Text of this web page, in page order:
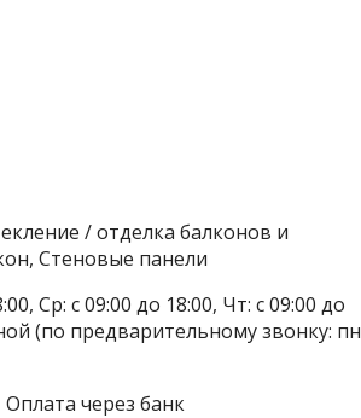
/ отделка балконов и
Стеновые панели
Ср: с 09:00 до 18:00, Чт: с 09:00 до
(по предварительному звонку:
через банк